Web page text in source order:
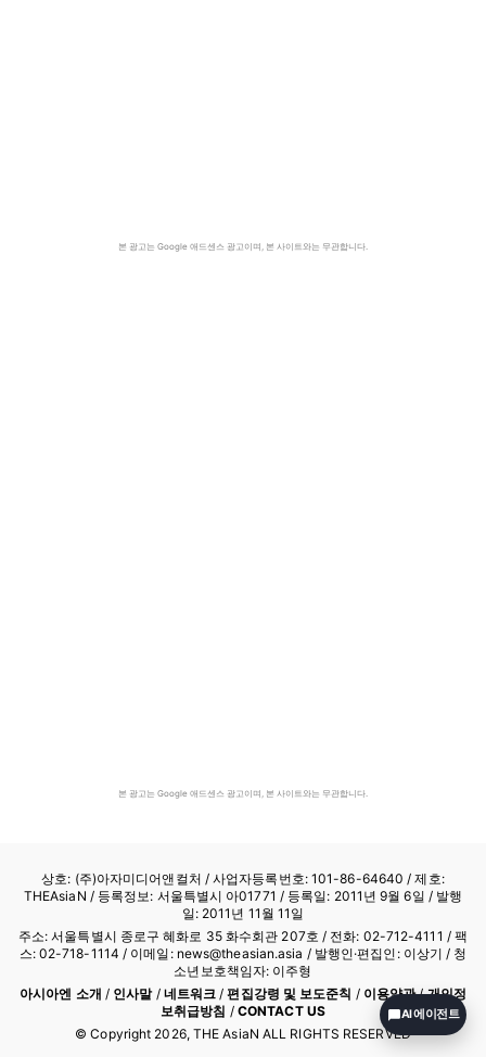
본 광고는 Google 애드센스 광고이며, 본 사이트와는 무관합니다.
본 광고는 Google 애드센스 광고이며, 본 사이트와는 무관합니다.
상호: (주)아자미디어앤컬처 /사업자등록번호: 101-86-64640 / 제호:
THEAsiaN / 등록정보: 서울특별시 아01771 / 등록일: 2011년 9월 6일 / 발행
일: 2011년 11월 11일
주소: 서울특별시 종로구 혜화로 35 화수회관 207호 / 전화: 02-712-4111 / 팩
스: 02-718-1114 / 이메일: news@theasian.asia / 발행인·편집인: 이상기 / 청
소년보호책임자: 이주형
아시아엔 소개 / 인사말/ 네트워크 /편집강령 및 보도준칙 / 이용약관/개인정
보취급방침 / CONTACT US
© Copyright 2026, THE AsiaN ALL RIGHTS RESERVED
AI 에이전트